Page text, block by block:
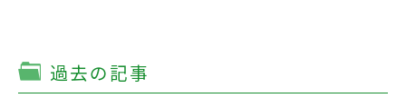
過去の記事